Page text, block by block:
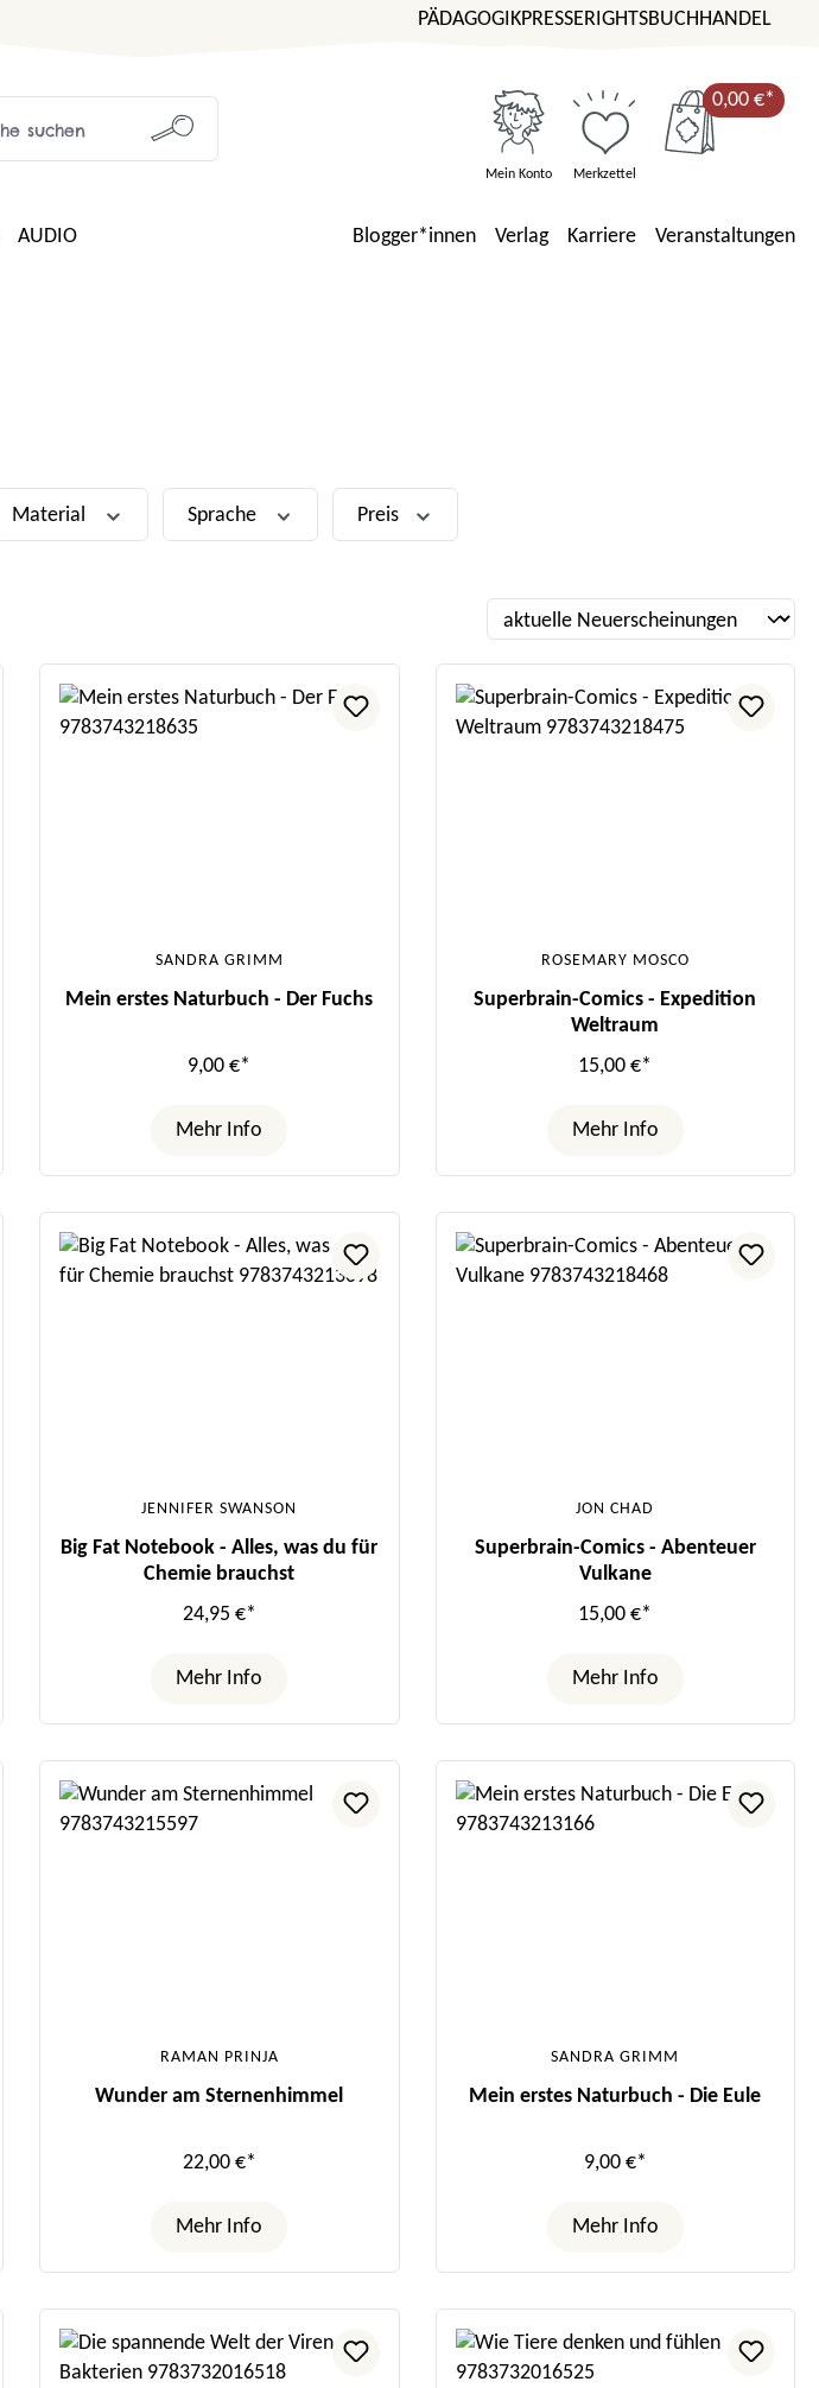
PÄDAGOGIKPRESSERIGHTSBUCHHANDEL
Mein Konto Merkzettel
0,00 €*
AUDIO Blogger*innen Verlag Karriere Veranstaltungen
Material Sprache Preis
SANDRA GRIMM
Mein erstes Naturbuch - Der Fuchs
9,00 €*
Mehr Info
ROSEMARY MOSCO
Superbrain-Comics - Expedition
Weltraum
15,00 €*
Mehr Info
JENNIFER SWANSON
Big Fat Notebook - Alles, was du für
Chemie brauchst
24,95 €*
Mehr Info
JON CHAD
Superbrain-Comics - Abenteuer
Vulkane
15,00 €*
Mehr Info
RAMAN PRINJA
Wunder am Sternenhimmel
22,00 €*
Mehr Info
SANDRA GRIMM
Mein erstes Naturbuch - Die Eule
9,00 €*
Mehr Info